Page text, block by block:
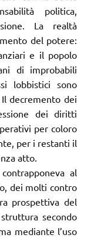
politica,
La realtà
del potere:
e il popolo
di improbabili
lobbistici sono
decremento dei
dei diritti
per coloro
per i restanti il
atto.
al
dei molti contro
prospettiva del
secondo
mediante l’uso